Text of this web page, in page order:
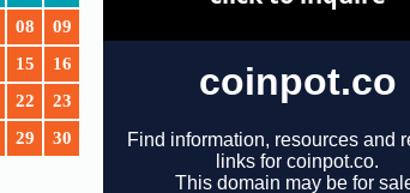
08
09
15
16
22
23
29 30